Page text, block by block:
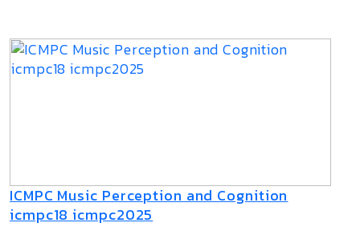
ICMPC Music Perception and Cognition
icmpc18 icmpc2025